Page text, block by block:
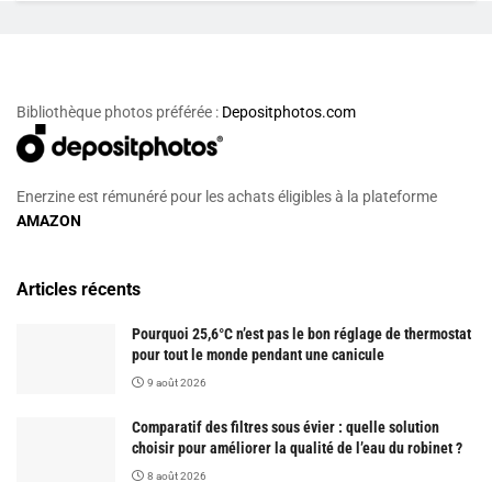
Bibliothèque photos préférée : Depositphotos.com
Enerzine est rémunéré pour les achats éligibles à la plateforme
AMAZON
Articles récents
Pourquoi 25,6°C n’est pas le bon réglage de thermostat
pour tout le monde pendant une canicule
9 août 2026
Comparatif des filtres sous évier : quelle solution
choisir pour améliorer la qualité de l’eau du robinet ?
8 août 2026